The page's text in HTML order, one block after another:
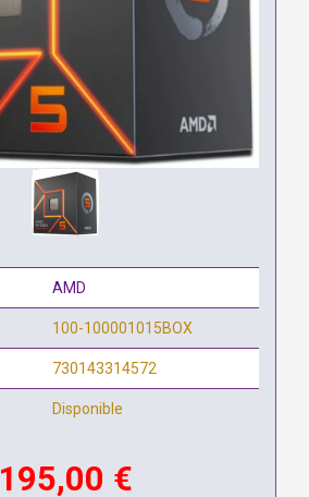
AMD
100-100001015BOX
730143314572
Disponible
195,00 €